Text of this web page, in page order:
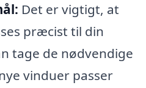
Det er vigtigt, at
præcist til din
tage de nødvendige
vinduer passer